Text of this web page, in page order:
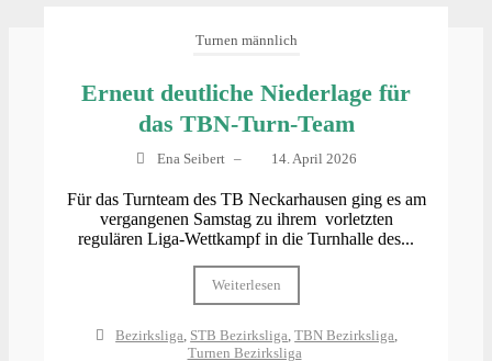
Turnen männlich
Erneut deutliche Niederlage für
das TBN-Turn-Team
Ena Seibert – 14. April 2026
Für das Turnteam des TB Neckarhausen ging es am
vergangenen Samstag zu ihrem vorletzten
regulären Liga-Wettkampf in die Turnhalle des...
Weiterlesen
Bezirksliga STB Bezirksliga ,TBN Bezirksliga
Turnen Bezirksliga